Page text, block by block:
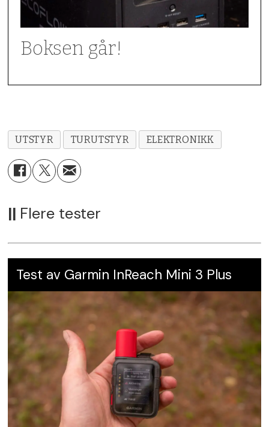
Karakter:
Boksen går!
UTSTYR TURUTSTYR ELEKTRONIKK
|| Flere tester
Test av Garmin InReach Mini 3 Plus